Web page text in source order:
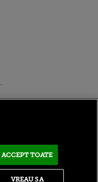
ACCEPT TOATE
VREAU SA